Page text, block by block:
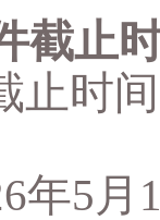
截止
止时间
年5月